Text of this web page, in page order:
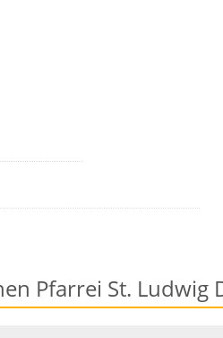
Pfarrei St. Ludwig